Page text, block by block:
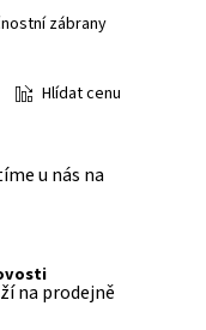
zábrany
Hlídat cenu
u nás na
na prodejně